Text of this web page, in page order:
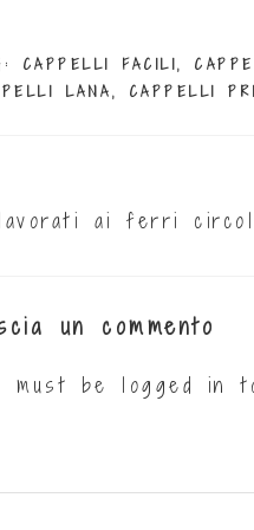
CAPPELLI FACILI ,
LANA, CAPPELLI
ai ferri
un commento
must be logged in